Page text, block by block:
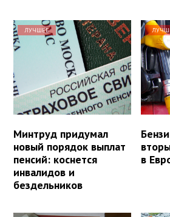
ЛУЧШЕЕ
Минтруд придумал
новый порядок выплат
пенсий: коснется
инвалидов и
бездельников
в